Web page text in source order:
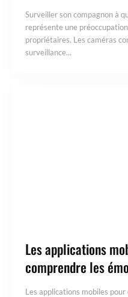
Surveiller son compagnon à
représente une
propriétaires. Les caméras
surveillance...
Les applications
comprendre les
Les applications mobiles